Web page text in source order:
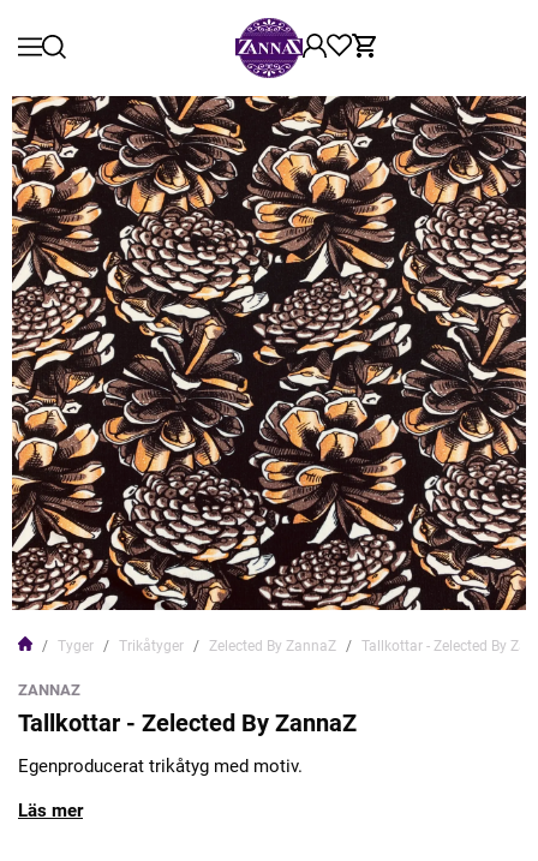
Tyger Trikåtyger Zelected By ZannaZ Tallkottar - Zelected By
ZANNAZ
Tallkottar - Zelected By ZannaZ
Egenproducerat trikåtyg med motiv.
Läs mer